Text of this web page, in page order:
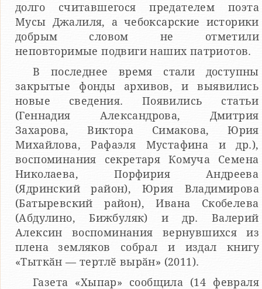
долго считавшегося предателем поэта
Мусы Джалиля, а чебоксарские историки
добрым словом не отметили
неповторимые подвиги наших патриотов.
В последнее время стали доступны
закрытые фонды архивов, и выявились
новые сведения. Появились статьи
(Геннадия Александрова, Дмитрия
Захарова, Виктора Симакова, Юрия
Михайлова, Рафаэля Мустафина и др.),
воспоминания секретаря Комуча Семена
Николаева, Порфирия Андреева
(Ядринский район), Юрия Владимирова
(Батыревский район), Ивана Скобелева
(Абдулино, Бижбуляк) и др. Валерий
Алексин воспоминания вернувшихся из
плена земляков собрал и издал книгу
«Тыткӑн — тертлӗ вырӑн» (2011).
Газета «Хыпар» сообщила (14 февраля